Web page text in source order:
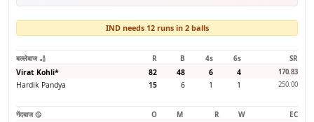
IND needs 12 runs in 2 balls
बल्लेबाज 🏏 R B 4s 6s
SR
Virat Kohli* 82 48 6 4 170.83
Hardik Pandya 15 6 1 1 250.00
गेंदबाज 🥎 O M R W
EC